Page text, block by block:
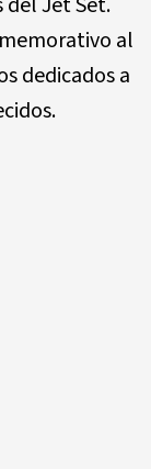
al
dedicados a